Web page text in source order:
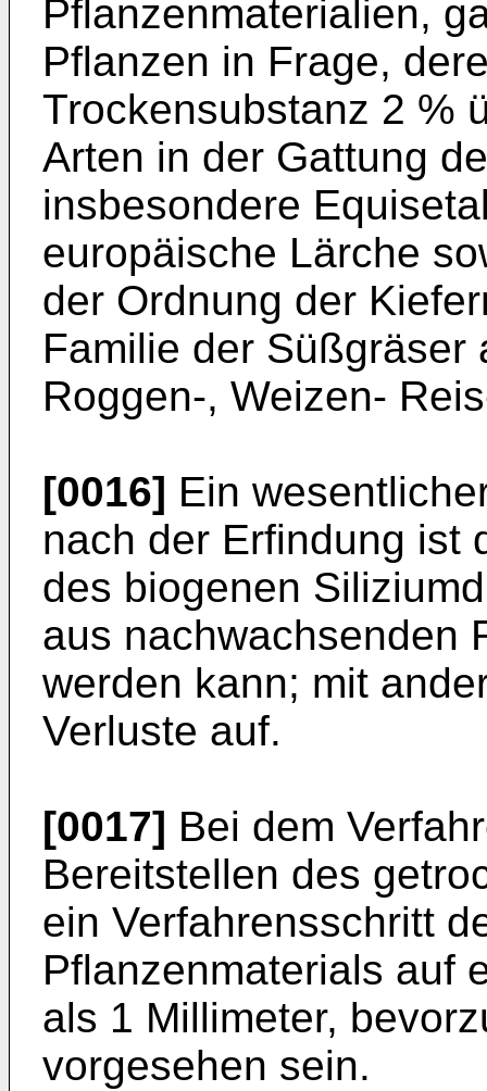
Pflanzenmaterialien,
Pflanzen in Frage,
Trockensubstanz 2 %
Arten in der Gattung
insbesondere
europäische Lärche
der Ordnung der
Familie der Süßgräser
Roggen-, Weizen-
[0016] Ein
nach der Erfindung ist
des biogenen
aus nachwachsenden
werden kann; mit
Verluste auf.
[0017] Bei dem
Bereitstellen des
ein Verfahrensschritt
Pflanzenmaterials auf
als 1 Millimeter,
vorgesehen sein.